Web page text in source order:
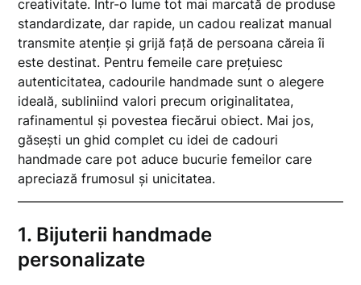
creativitate. Într-o lume tot mai marcată de produse
standardizate, dar rapide, un cadou realizat manual
transmite atenție și grijă față de persoana căreia îi
este destinat. Pentru femeile care prețuiesc
autenticitatea, cadourile handmade sunt o alegere
ideală, subliniind valori precum originalitatea,
rafinamentul și povestea fiecărui obiect. Mai jos,
găsești un ghid complet cu idei de cadouri
handmade care pot aduce bucurie femeilor care
apreciază frumosul și unicitatea.
1. Bijuterii handmade
personalizate